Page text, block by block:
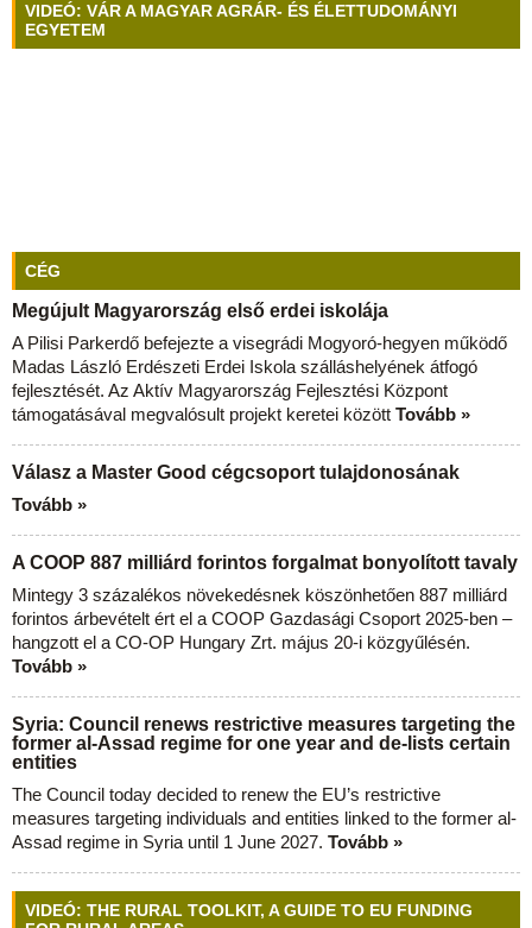
VIDEÓ: VÁR A MAGYAR AGRÁR- ÉS ÉLETTUDOMÁNYI
EGYETEM
CÉG
Megújult Magyarország első erdei iskolája
A Pilisi Parkerdő befejezte a visegrádi Mogyoró-hegyen működő
Madas László Erdészeti Erdei Iskola szálláshelyének átfogó
fejlesztését. Az Aktív Magyarország Fejlesztési Központ
támogatásával megvalósult projekt keretei között Tovább »
Válasz a Master Good cégcsoport tulajdonosának
Tovább »
A COOP 887 milliárd forintos forgalmat bonyolított tavaly
Mintegy 3 százalékos növekedésnek köszönhetően 887 milliárd
forintos árbevételt ért el a COOP Gazdasági Csoport 2025-ben –
hangzott el a CO-OP Hungary Zrt. május 20-i közgyűlésén.
Tovább »
Syria: Council renews restrictive measures targeting the
former al-Assad regime for one year and de-lists certain
entities
The Council today decided to renew the EU’s restrictive
measures targeting individuals and entities linked to the former al-
Assad regime in Syria until 1 June 2027. Tovább »
VIDEÓ: THE RURAL TOOLKIT, A GUIDE TO EU FUNDING